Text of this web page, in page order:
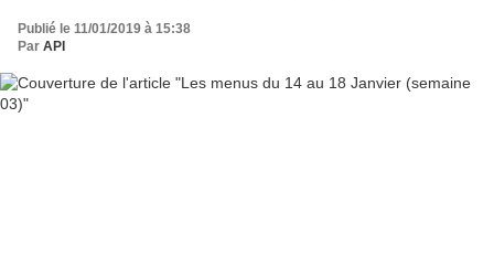
Publié le 11/01/2019 à 15:38
Par API